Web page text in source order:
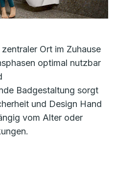
Ort im Zuhause
optimal nutzbar
Badgestaltung sorgt
und Design Hand
vom Alter oder